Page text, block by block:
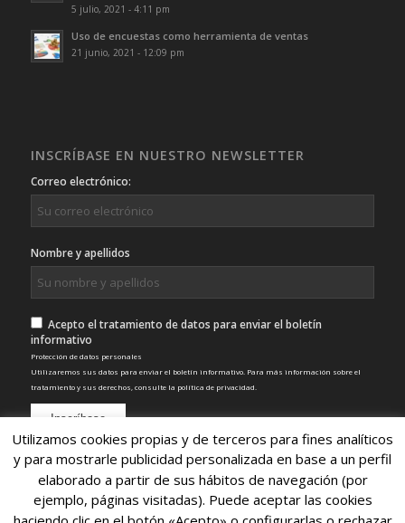
5 julio, 2021 - 4:11 pm
Uso de encuestas como herramienta de ventas
21 junio, 2021 - 12:09 pm
INSCRÍBASE EN NUESTRO NEWSLETTER
Correo electrónico:
Nombre y apellidos
Acepto el tratamiento de datos para enviar el boletín
informativo
Protección de datos personales
Utilizaremos sus datos para enviar el boletín informativo. Para más información sobre el
tratamiento y sus derechos, consulte la política de privacidad
Utilizamos cookies propias y de terceros para fines analíticos
y para mostrarle publicidad personalizada en base a un perfil
elaborado a partir de sus hábitos de navegación (por
ejemplo, páginas visitadas). Puede aceptar las cookies